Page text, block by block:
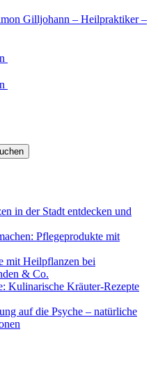
Gilljohann – Heilpraktiker –
in der Stadt entdecken und
Pflegeprodukte mit
mit Heilpflanzen bei
& Co.
Kulinarische Kräuter-Rezepte
auf die Psyche – natürliche